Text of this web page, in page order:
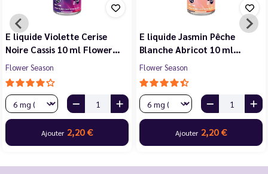
E liquide Violette Cerise
Noire Cassis 10 ml Flower…
Flower Season
Ajouter 2,20 €
E liquide Jasmin Pêche
Blanche Abricot 10 ml…
Flower Season
Ajouter 2,20 €